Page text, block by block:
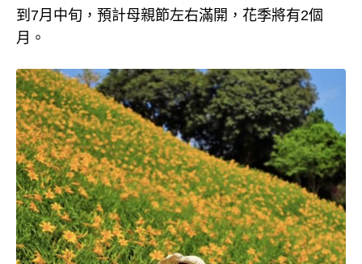
到7月中旬，預計母親節左右滿開，花季將有2個
月。